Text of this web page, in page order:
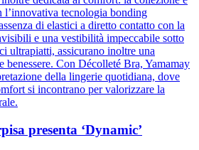
l’innovativa tecnologia bonding
di elastici a diretto contatto con la
e una vestibilità impeccabile sotto
ultrapiatti, assicurano inoltre una
benessere. Con Décolleté Bra, Yamamay
della lingerie quotidiana, dove
si incontrano per valorizzare la
presenta ‘Dynamic’